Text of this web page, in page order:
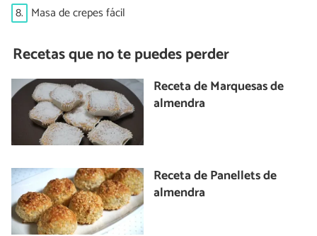
8. Masa de crepes fácil
Recetas que no te puedes perder
Receta de Marquesas de
almendra
Receta de Panellets de
almendra